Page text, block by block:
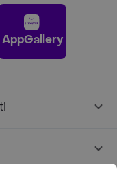
AppGallery